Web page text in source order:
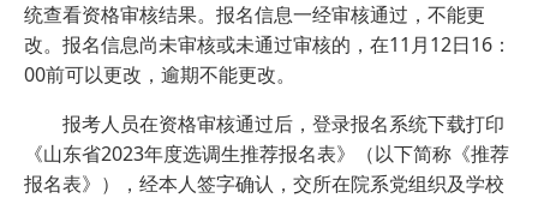
统查看资格审核结果。报名信息一经审核通过，不能更
改。报名信息尚未审核或未通过审核的，在11月12日16：
00前可以更改，逾期不能更改。
报考人员在资格审核通过后，登录报名系统下载打印
《山东省2023年度选调生推荐报名表》（以下简称《推荐
报名表》），经本人签字确认，交所在院系党组织及学校